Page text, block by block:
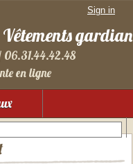
gardian
06.31.44.42.48
en ligne
Sign in